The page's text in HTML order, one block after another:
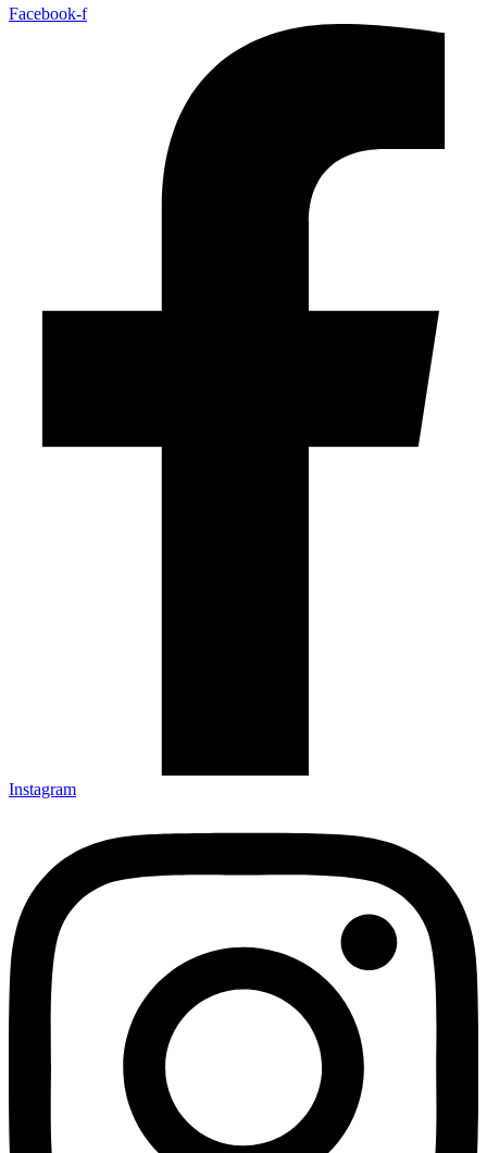
Facebook-f
Instagram